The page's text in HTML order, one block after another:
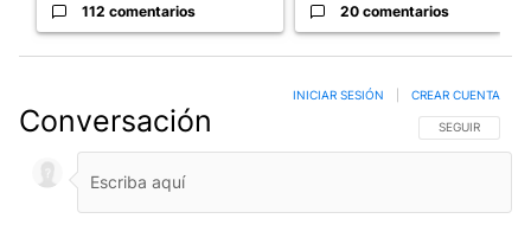
112 comentarios 20 comentarios
Conversación SIGA ESTA
SEGUIR
INICIAR SESIÓN CREAR CUENTA